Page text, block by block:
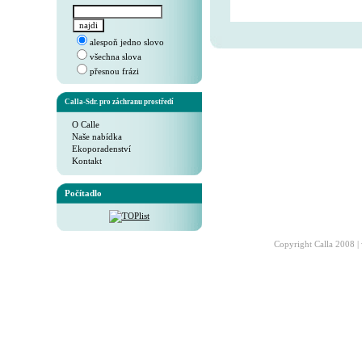
alespoň jedno slovo
všechna slova
přesnou frázi
Calla-Sdr. pro záchranu prostředí
O Calle
Naše nabídka
Ekoporadenství
Kontakt
Počítadlo
Copyright Calla 2008 |